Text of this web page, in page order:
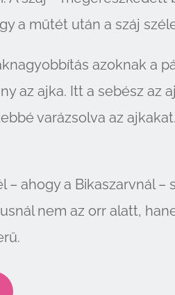
a műtét után a száj
azoknak a
az ajka. Itt a sebész
varázsolva az
– ahogy a Bikaszarvnál
nem az orr alatt,